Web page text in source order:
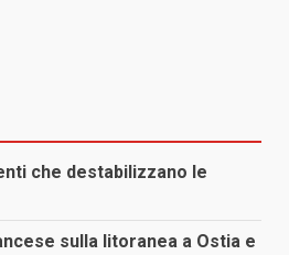
che destabilizzano le
sulla litoranea a Ostia e